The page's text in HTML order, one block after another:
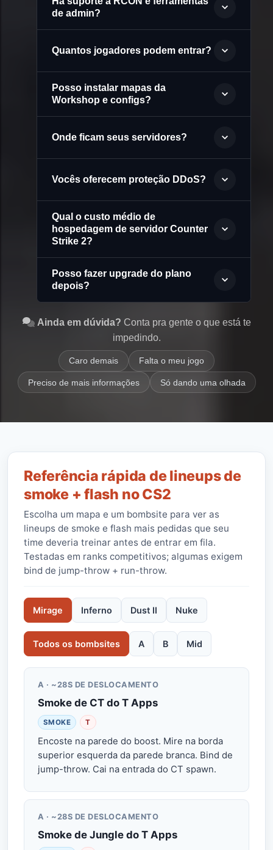
de admin?
Quantos jogadores podem entrar?
Posso instalar mapas da
Workshop e configs?
Onde ficam seus servidores?
Vocês oferecem proteção DDoS?
Qual o custo médio de
hospedagem de servidor Counter
Strike 2?
Posso fazer upgrade do plano
depois?
Ainda em dúvida? Conta pra gente o que está te
impedindo.
Caro demais Falta o meu jogo
Preciso de mais informações Só dando uma olhada
Referência rápida de lineups de
smoke + flash no CS2
Escolha um mapa e um bombsite para ver as
lineups de smoke e flash mais pedidas que seu
time deveria treinar antes de entrar em fila.
Testadas em ranks competitivos; algumas exigem
bind de jump-throw + run-throw.
Mirage Inferno Dust II Nuke
Todos os bombsites A B Mid
A · ~28S DE DESLOCAMENTO
Smoke de CT do T Apps
SMOKE T
Encoste na parede do boost. Mire na borda
superior esquerda da parede branca. Bind de
jump-throw. Cai na entrada do CT spawn.
A · ~28S DE DESLOCAMENTO
Smoke de Jungle do T Apps